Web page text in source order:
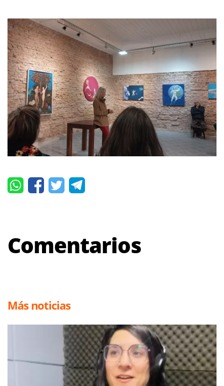
Comentarios
Más noticias